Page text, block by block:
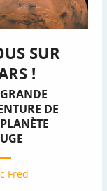
SUR
!
DE
Fred